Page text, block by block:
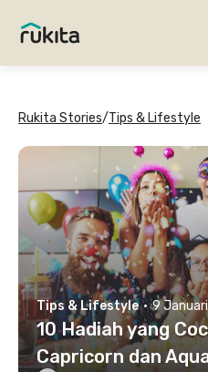
Rukita Stories/Tips & Lifestyle
Tips & Lifestyle · 9
10 Hadiah yang
Capricorn dan